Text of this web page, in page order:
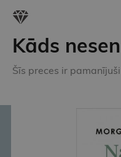
Kāds
Šīs preces ir